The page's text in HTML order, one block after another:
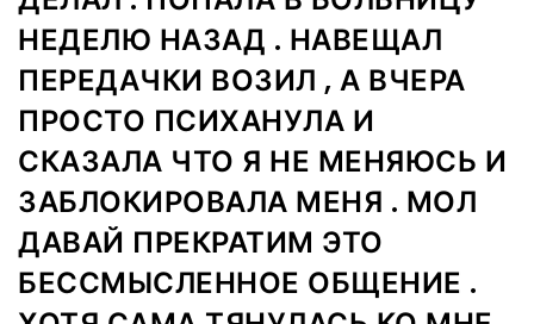
НЕДЕЛЮ НАЗАД . НАВЕЩАЛ
ПЕРЕДАЧКИ ВОЗИЛ , А ВЧЕРА
ПРОСТО ПСИХАНУЛА И
СКАЗАЛА ЧТО Я НЕ МЕНЯЮСЬ И
ЗАБЛОКИРОВАЛА МЕНЯ . МОЛ
ДАВАЙ ПРЕКРАТИМ ЭТО
БЕССМЫСЛЕННОЕ ОБЩЕНИЕ .